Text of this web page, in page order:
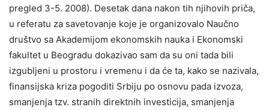
pregled 3-5. 2008). Desetak dana nakon tih njihovih priča,
u referatu za savetovanje koje je organizovalo Naučno
društvo sa Akademijom ekonomskih nauka i Ekonomski
fakultet u Beogradu dokazivao sam da su oni tada bili
izgubljeni u prostoru i vremenu i da će ta, kako se nazivala,
finansijska kriza pogoditi Srbiju po osnovu pada izvoza,
smanjenja tzv. stranih direktnih investicija, smanjenja